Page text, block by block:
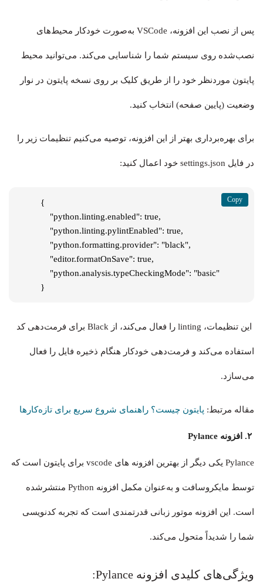
پس از نصب این افزونه، VSCode به‌صورت خودکار محیط‌های
نصب‌شده روی سیستم شما را شناسایی می‌کند. می‌توانید محیط
پایتون موردنظر خود را از طریق کلیک بر روی نسخه پایتون در نوار
وضعیت (پایین صفحه) انتخاب کنید.
برای بهره‌برداری بهتر از این افزونه، توصیه می‌کنیم تنظیمات زیر را
در فایل settings.json خود اعمال کنید:
{
}
این تنظیمات، linting را فعال می‌کند، از Black برای فرمت‌دهی کد
استفاده می‌کند و فرمت‌دهی خودکار هنگام ذخیره فایل را فعال
می‌سازد.
مقاله مرتبط: پایتون چیست؟ راهنمای شروع سریع برای تازه‌کارها
Pylance یکی دیگر از بهترین افزونه های vscode برای پایتون است که
توسط مایکروسافت و به‌عنوان مکمل افزونه Python منتشرشده
است. این افزونه موتور زبانی قدرتمندی است که تجربه کدنویسی
شما را شدیداً متحول می‌کند.
ویژگی‌های کلیدی افزونه Pylance: